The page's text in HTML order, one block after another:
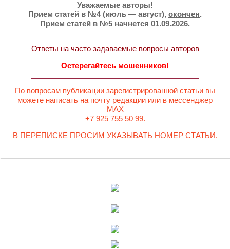
Уважаемые авторы!
Прием статей в №4 (июль — август), окончен.
Прием статей в №5 начнется 01.09.2026.
Ответы на часто задаваемые вопросы авторов
Остерегайтесь мошенников!
По вопросам публикации зарегистрированной статьи вы
можете написать на почту редакции или в мессенджер
MAX
+7 925 755 50 99.
В ПЕРЕПИСКЕ ПРОСИМ УКАЗЫВАТЬ НОМЕР СТАТЬИ.